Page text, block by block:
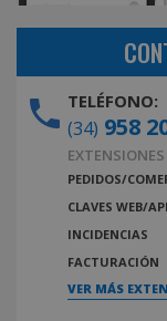
TELÉFONO:
(34) 958
PEDIDOS/
CLAVES WEB/
INCIDENCIAS
FACTURACIÓN
VER MÁS